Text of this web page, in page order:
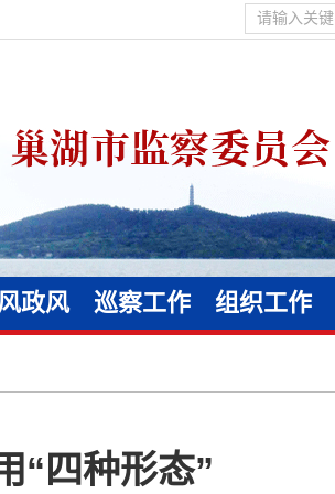
政风 巡察工作 组织工作
“四种形态”